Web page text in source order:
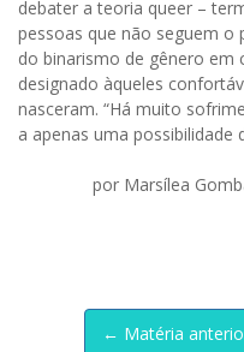
debater a teoria queer –
pessoas que não seguem o
do binarismo de gênero
designado àqueles
nasceram. “Há muito
a apenas uma possibilidade
por Marsílea
← Matéria